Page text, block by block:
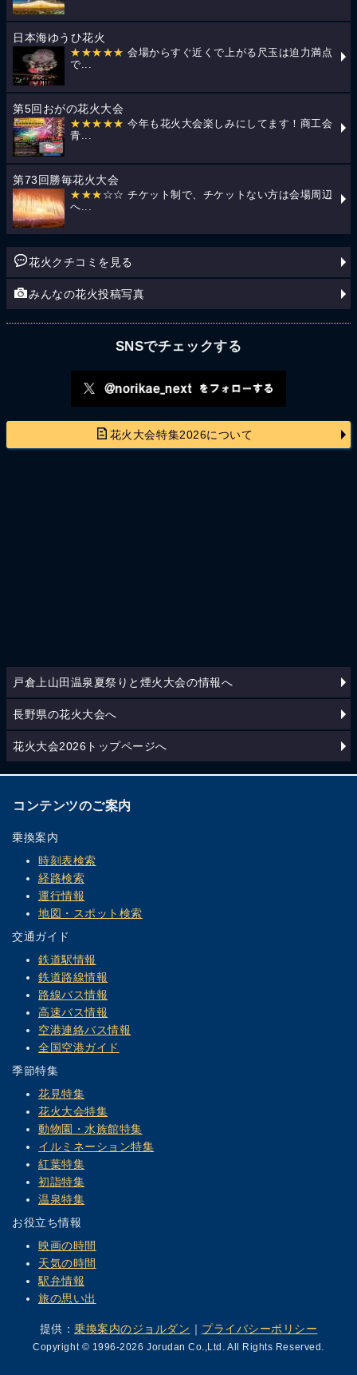
日本海ゆうひ花火
★★★★★ 会場からすぐ近くで上がる尺玉は迫力満点
で...
第5回おがの花火大会
★★★★★ 今年も花火大会楽しみにしてます！商工会
青...
第73回勝毎花火大会
★★★ ☆☆ チケット制で、チケットない方は会場周辺
へ...
花火クチコミを見る
みんなの花火投稿写真
SNSでチェックする
花火大会特集2026について
戸倉上山田温泉夏祭りと煙火大会の情報へ
長野県の花火大会へ
花火大会2026トップページへ
コンテンツのご案内
乗換案内
時刻表検索
経路検索
運行情報
地図・スポット検索
交通ガイド
鉄道駅情報
鉄道路線情報
路線バス情報
高速バス情報
空港連絡バス情報
全国空港ガイド
季節特集
花見特集
花火大会特集
動物園・水族館特集
イルミネーション特集
紅葉特集
初詣特集
温泉特集
お役立ち情報
映画の時間
天気の時間
駅弁情報
旅の思い出
提供：乗換案内のジョルダン ｜ プライバシーポリシー
Copyright © 1996-2026 Jorudan Co.,Ltd. All Rights Reserved.